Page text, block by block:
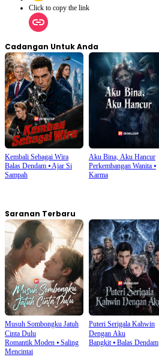
Click to copy the link
Cadangan Untuk Anda
Kembali Sebagai Wira
Balas Dendam ⦁Ajar Si
Sampah
Aku Bina, Aku Hancur
Perkembangan Wanita⦁
Karma
Saranan Terbaru
Musuh Sombongku Jatuh
Cinta Dulu
Romantik Moden ⦁ Saling
Mencintai
Puteri Serigala Kahwin
Dengan Aku
Bangkit⦁ Balas Dendam